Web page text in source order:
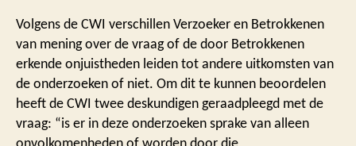
Volgens de CWI verschillen Verzoeker en Betrokkenen
van mening over de vraag of de door Betrokkenen
erkende onjuistheden leiden tot andere uitkomsten van
de onderzoeken of niet. Om dit te kunnen beoordelen
heeft de CWI twee deskundigen geraadpleegd met de
vraag: “is er in deze onderzoeken sprake van alleen